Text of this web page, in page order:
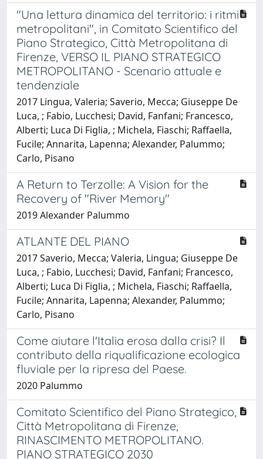
"Una lettura dinamica del territorio: i ritmi
metropolitani", in Comitato Scientifico del
Piano Strategico, Città Metropolitana di
Firenze, VERSO IL PIANO STRATEGICO
METROPOLITANO - Scenario attuale e
tendenziale
2017 Lingua, Valeria; Saverio, Mecca; Giuseppe De
Luca, ; Fabio, Lucchesi; David, Fanfani; Francesco,
Alberti; Luca Di Figlia, ; Michela, Fiaschi; Raffaella,
Fucile; Annarita, Lapenna; Alexander, Palummo;
Carlo, Pisano
A Return to Terzolle: A Vision for the
Recovery of "River Memory"
2019 Alexander Palummo
ATLANTE DEL PIANO
2017 Saverio, Mecca; Valeria, Lingua; Giuseppe De
Luca, ; Fabio, Lucchesi; David, Fanfani; Francesco,
Alberti; Luca Di Figlia, ; Michela, Fiaschi; Raffaella,
Fucile; Annarita, Lapenna; Alexander, Palummo;
Carlo, Pisano
Come aiutare l'Italia erosa dalla crisi? Il
contributo della riqualificazione ecologica
fluviale per la ripresa del Paese.
2020 Palummo
Comitato Scientifico del Piano Strategico,
Città Metropolitana di Firenze,
RINASCIMENTO METROPOLITANO.
PIANO STRATEGICO 2030